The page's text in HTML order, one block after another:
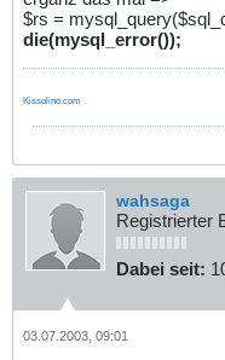
$rs =
die(mysql_error());
Kissolino.com
wahsaga
Registrierter
Dabei seit:
03.07.2003, 09:01